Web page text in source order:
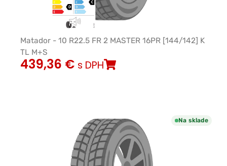
Matador - 10 R22.5 FR 2 MASTER 16PR [144/142] K
TL M+S
439,36 € s DPH
Na sklade